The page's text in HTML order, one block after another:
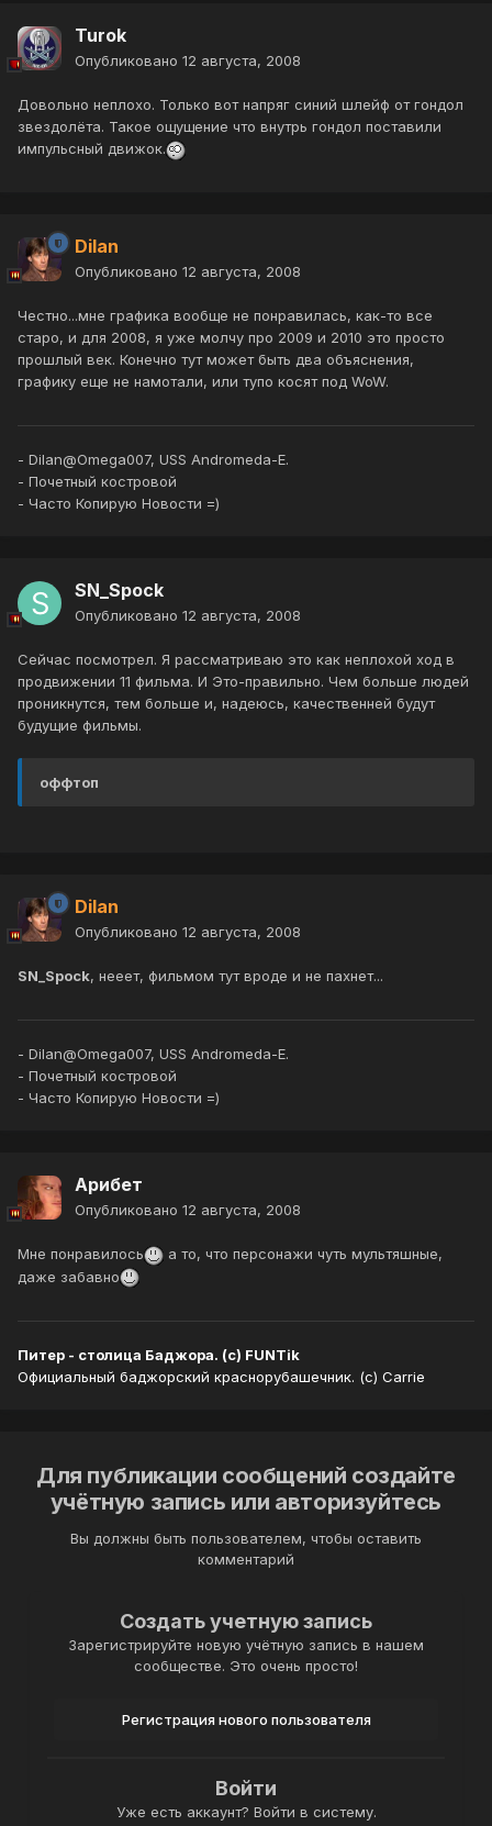
Turok
Опубликовано 12 августа, 2008
Довольно неплохо. Только вот напряг синий шлейф от гондол
звездолёта. Такое ощущение что внутрь гондол поставили
импульсный движок.
Dilan
Опубликовано 12 августа, 2008
Честно...мне графика вообще не понравилась, как-то все
старо, и для 2008, я уже молчу про 2009 и 2010 это просто
прошлый век. Конечно тут может быть два объяснения,
графику еще не намотали, или тупо косят под WoW.
- Dilan@Omega007, USS Andromeda-E.
- Почетный костровой
- Часто Копирую Новости =)
SN_Spock
Опубликовано 12 августа, 2008
Сейчас посмотрел. Я рассматриваю это как неплохой ход в
продвижении 11 фильма. И Это-правильно. Чем больше людей
проникнутся, тем больше и, надеюсь, качественней будут
будущие фильмы.
оффтоп
Dilan
Опубликовано 12 августа, 2008
SN_Spock, нееет, фильмом тут вроде и не пахнет...
- Dilan@Omega007, USS Andromeda-E.
- Почетный костровой
- Часто Копирую Новости =)
Арибет
Опубликовано 12 августа, 2008
Мне понравилось
а то, что персонажи чуть мультяшные,
даже забавно
Питер - столица Баджора. (с) FUNTik
Официальный баджорский краснорубашечник. (с) Carrie
Для публикации сообщений создайте
учётную запись или авторизуйтесь
Вы должны быть пользователем, чтобы оставить
комментарий
Создать учетную запись
Зарегистрируйте новую учётную запись в нашем
сообществе. Это очень просто!
Регистрация нового пользователя
Войти
Уже есть аккаунт? Войти в систему.